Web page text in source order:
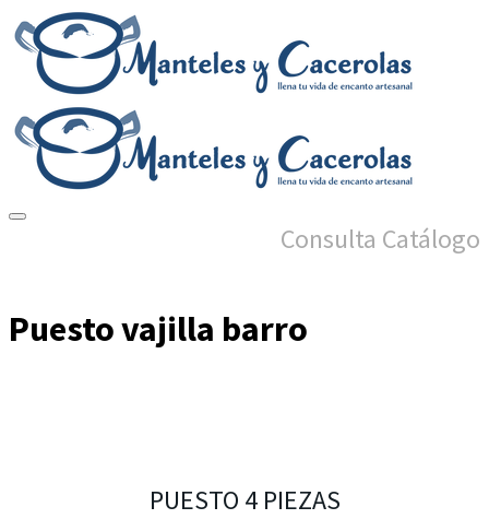
Consulta Catálogo
Puesto vajilla barro
PUESTO 4 PIEZAS